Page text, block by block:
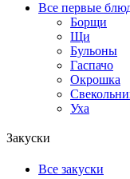
Все первые
Борщи
Щи
Бульоны
Гаспачо
Окрошка
Уха
Закуски
Все закуски